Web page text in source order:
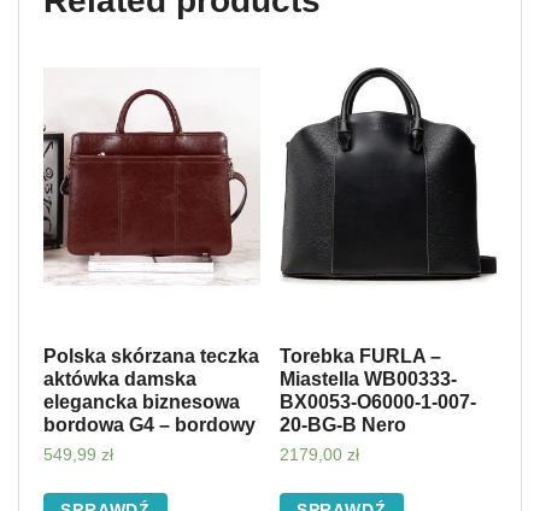
Polska skórzana teczka
aktówka damska
elegancka biznesowa
bordowa G4 – bordowy
549,99 zł
Torebka FURLA –
Miastella WB00333-
BX0053-O6000-1-007-
20-BG-B Nero
2179,00 zł